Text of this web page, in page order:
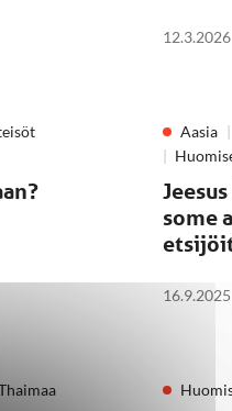
12.3.2026
Aasia
some
16.9.2025